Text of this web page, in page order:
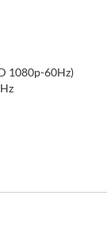
1080p-60Hz)